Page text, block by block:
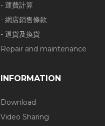
- 運費計算
- 網店銷售條款
- 退貨及換貨
Repair and maintenance
INFORMATION
Download
Video Sharing